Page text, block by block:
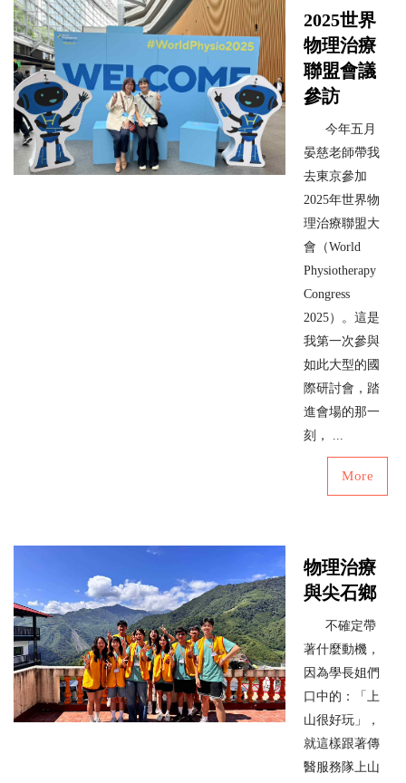
2025世界
物理治療
聯盟會議
參訪
今年五月
晏慈老師帶我
去東京參加
2025年世界物
理治療聯盟大
會（World
Physiotherapy
Congress
2025）。這是
我第一次參與
如此大型的國
際研討會，踏
進會場的那一
刻， ...
More
物理治療
與尖石鄉
不確定帶
著什麼動機，
因為學長姐們
口中的：「上
山很好玩」，
就這樣跟著傳
醫服務隊上山